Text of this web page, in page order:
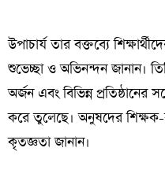
উপাচার্য তার বক্তব্যে
শুভেচ্ছা ও অভিনন্দন জানান।
অর্জন এবং বিভিন্ন প্রতিষ্ঠানের
করে তুলেছে। অনুষদের শিক্ষক-
কৃতজ্ঞতা জানান।